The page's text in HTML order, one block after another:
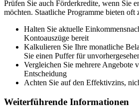
Prüfen Sie auch Förderkredite, wenn Sie
möchten. Staatliche Programme bieten oft
Halten Sie aktuelle
Kontoauszüge bereit
Kalkulieren Sie Ihre monatliche
Sie einen Puffer für
Vergleichen Sie mehrere Angebote
Entscheidung
Achten Sie auf den Effektivzins,
Weiterführende Informationen